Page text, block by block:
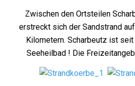
Zwischen den Ortsteilen
erstreckt sich der Sandstrand
Kilometern. Scharbeutz ist
Seeheilbad ! Die